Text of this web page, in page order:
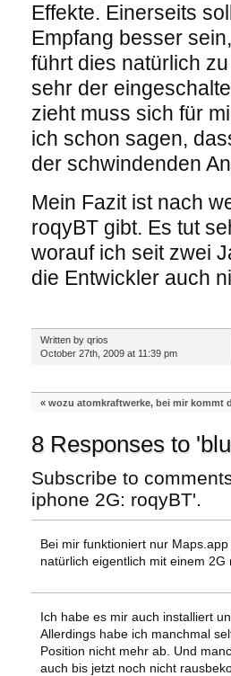
Effekte. Einerseits
Empfang besser
führt dies natürlich
sehr der
zieht muss sich für
ich schon sagen,
der schwindenden
Mein Fazit ist nach
roqyBT gibt. Es tut
worauf ich seit zwei
die Entwickler auch
Written by qrios
October 27th, 2009 at 11:39 pm
« wozu atomkraftwerke, bei mir kommt
8 Responses to
Subscribe to
iphone 2G: roqyBT'.
Bei mir funktioniert nur
natürlich eigentlich mit einem 2G
Ich habe es mir auch installiert
Allerdings habe ich manchmal
Position nicht mehr ab. Und
auch bis jetzt noch nicht